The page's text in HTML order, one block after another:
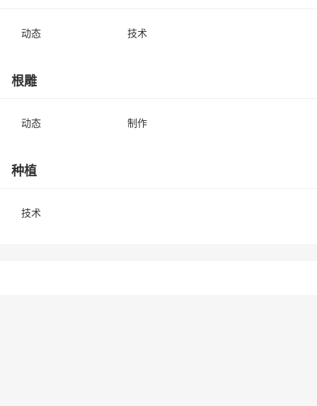
动态 技术
根雕
动态 制作
种植
技术